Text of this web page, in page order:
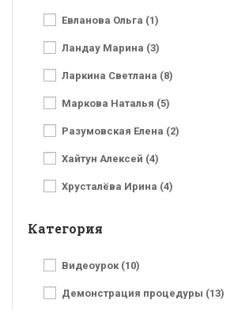
Евланова Ольга (1)
Ландау Марина (3)
Ларкина Светлана (8)
Маркова Наталья (5)
Разумовская Елена (2)
Хайтун Алексей (4)
Хрусталёва Ирина (4)
Категория
Видеоурок (10)
Демонстрация процедуры (13)